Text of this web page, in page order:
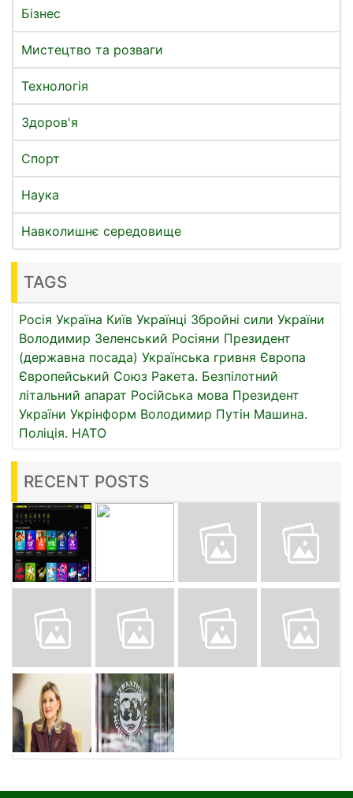
Бізнес
Мистецтво та розваги
Технологія
Здоров'я
Спорт
Наука
Навколишнє середовище
TAGS
Росія Україна Київ Українці Збройні сили України
Володимир Зеленський Росіяни Президент
(державна посада) Українська гривня Європа
Європейський Союз Ракета. Безпілотний
літальний апарат Російська мова Президент
України Укрінформ Володимир Путін Машина.
Поліція. НАТО
RECENT POSTS